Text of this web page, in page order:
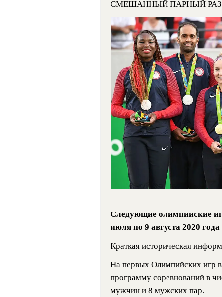
СМЕШАННЫЙ ПАРНЫЙ
Следующие олимпийские
июля по 9 августа 2020 года
Краткая историческая
На первых Олимпийских игр
программу соревнований в
мужчин и 8 мужских пар.